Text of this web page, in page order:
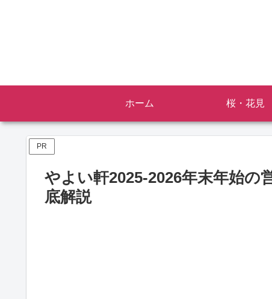
ホーム 桜・花見
PR
やよい軒2025-2026年末年始の
底解説